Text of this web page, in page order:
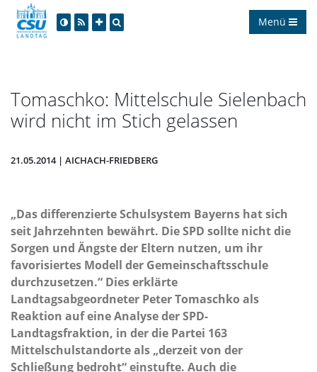
Menü
Tomaschko: Mittelschule Sielenbach
wird nicht im Stich gelassen
21.05.2014 | AICHACH-FRIEDBERG
Das differenzierte Schulsystem Bayerns hat sich
seit Jahrzehnten bewährt. Die SPD sollte nicht die
Sorgen und Ängste der Eltern nutzen, um ihr
favorisiertes Modell der Gemeinschaftsschule
durchzusetzen.“ Dies erklärte
Landtagsabgeordneter Peter Tomaschko als
Reaktion auf eine Analyse der SPD-
Landtagsfraktion, in der die Partei 163
Mittelschulstandorte als „derzeit von der
Schließung bedroht“ einstufte. Auch die